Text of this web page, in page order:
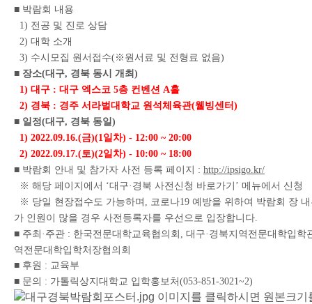
■ 박람회 내용
1) 전공 및 진로 상담
2) 대학 소개
3) 수시모집 원서접수( ※원서료 및 전형료 없음)
■ 장소(대구, 경북 동시 개최 )
1) 대구 : 대구 엑스코 5층 컨벤션 A홀
2) 경북 : 경주 서라벌대학교 원석체육관(웰빙센터 )
■ 일정(대구, 경북 동일 )
1) 2022.09.16.(금)(1 일차) - 12:00 ~ 20:00
2) 2022.09.17.(토)(2일차) - 10:00 ~ 18:00
■ 박람회 안내 및 참가자 사전 등록 페이지 : http://ipsigo.kr/
※ 해당 페이지에서 ‘대구· 경북 사전신청 바로가기 ’ 메뉴에서 신청
※ 당일 현장접수도 가능하며 코로나19 예방을 위하여 박람회 장
가 인원이 많을 경우 사전등록자를 우선으로 입장합니다
■ 주최 · 주관 : 한국전문대학교육협의회 대구· 경북지역전문대학입학
역전문대학입학처장협의회
■ 후원 : 교육부
■ 문의 : 가톨릭상지대학교 입학홍보처(053-851-3021~2)